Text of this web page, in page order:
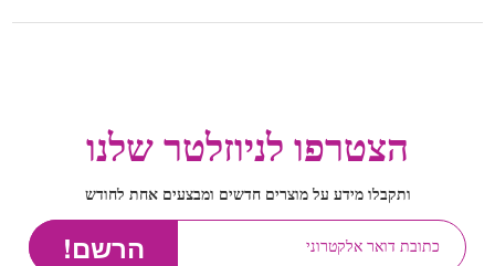
הצטרפו לניוזלטר שלנו
ותקבלו מידע על מוצרים חדשים ומבצעים אחת לחודש